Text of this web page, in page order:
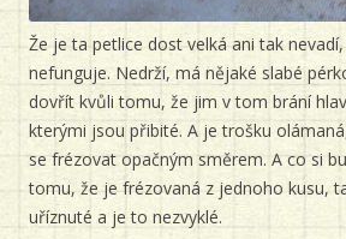
Že je ta petlice dost velká ani tak
nefunguje. Nedrží, má nějaké slabé
dovřít kvůli tomu, že jim v tom brání
kterými jsou přibité. A je trošku
se frézovat opačným směrem. A co si
tomu, že je frézovaná z jednoho kusu,
uříznuté a je to nezvyklé.